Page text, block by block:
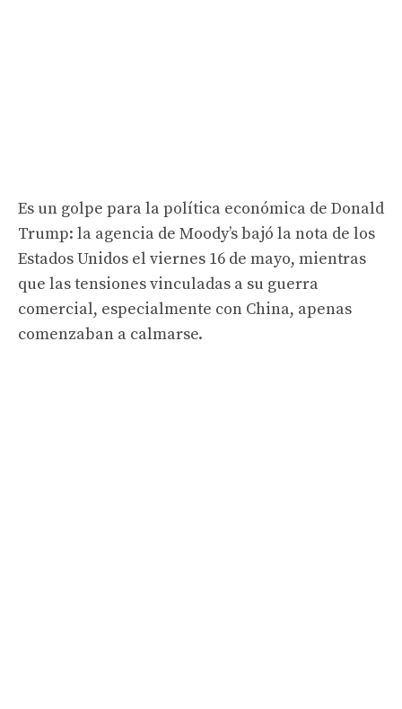
Es un golpe para la política económica de Donald
Trump: la agencia de Moody’s bajó la nota de los
Estados Unidos el viernes 16 de mayo, mientras
que las tensiones vinculadas a su guerra
comercial, especialmente con China, apenas
comenzaban a calmarse.